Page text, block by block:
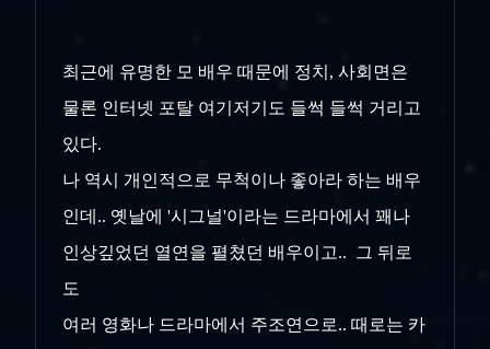
최근에 유명한 모 배우 때문에 정치, 사회면은
물론 인터넷 포탈 여기저기도 들썩 들썩 거리고
있다.
나 역시 개인적으로 무척이나 좋아라 하는 배우
인데.. 옛날에 '시그널'이라는 드라마에서 꽤나
인상깊었던 열연을 펼쳤던 배우이고.. 그 뒤로
도
여러 영화나 드라마에서 주조연으로.. 때로는 카